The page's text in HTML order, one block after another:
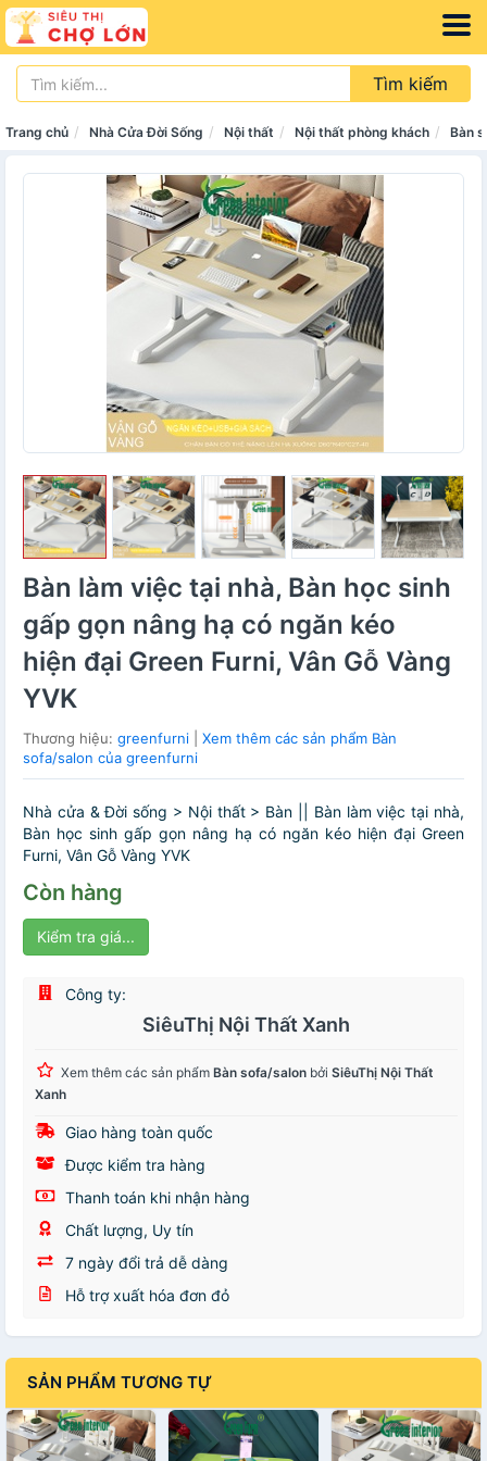
Tìm kiếm
Trang chủ Nhà Cửa Đời Sống Nội thất Nội thất phòng khách Bàn
Bàn làm việc tại nhà, Bàn học sinh
gấp gọn nâng hạ có ngăn kéo
hiện đại Green Furni, Vân Gỗ Vàng
YVK
Thương hiệu: greenfurni
Xem thêm các sản phẩm Bàn
sofa/salon của greenfurni
Nhà cửa & Đời sống > Nội thất > Bàn || Bàn làm việc tại nhà,
Bàn học sinh gấp gọn nâng hạ có ngăn kéo hiện đại Green
Furni, Vân Gỗ Vàng YVK
Còn hàng
Kiểm tra giá...
Công ty:
SiêuThị Nội Thất Xanh
Xem thêm các sản phẩm Bàn sofa/salon bởi SiêuThị Nội Thất
Xanh
Giao hàng toàn quốc
Được kiểm tra hàng
Thanh toán khi nhận hàng
Chất lượng, Uy tín
7 ngày đổi trả dễ dàng
Hỗ trợ xuất hóa đơn đỏ
SẢN PHẨM TƯƠNG TỰ